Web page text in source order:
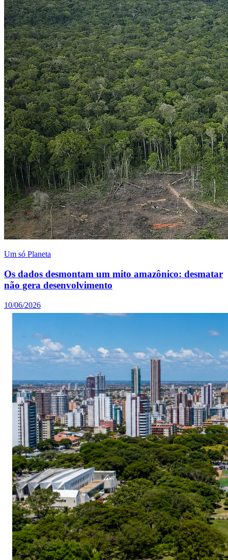
Um só Planeta
Os dados desmontam um mito amazônico: desmatar
não gera desenvolvimento
10/06/2026